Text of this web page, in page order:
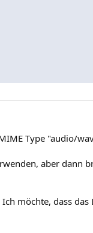
Type "audio/
aber dann
möchte, dass das